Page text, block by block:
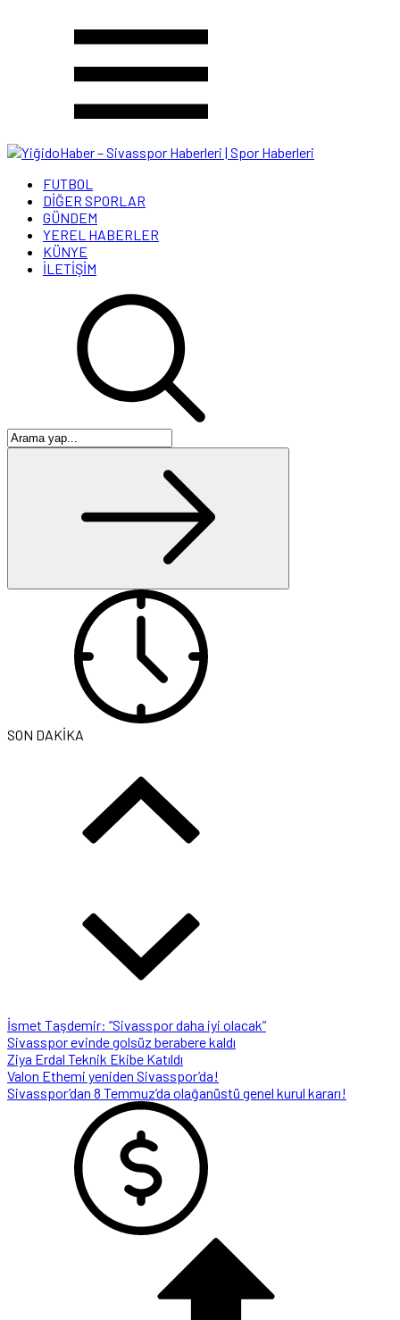
FUTBOL
DİĞER SPORLAR
GÜNDEM
YEREL HABERLER
KÜNYE
İLETİŞİM
SON DAKİKA
İsmet Taşdemir: “Sivasspor daha iyi olacak”
Sivasspor evinde golsüz berabere kaldı
Ziya Erdal Teknik Ekibe Katıldı
Valon Ethemi yeniden Sivasspor’da!
Sivasspor’dan 8 Temmuz’da olağanüstü genel kurul kararı!